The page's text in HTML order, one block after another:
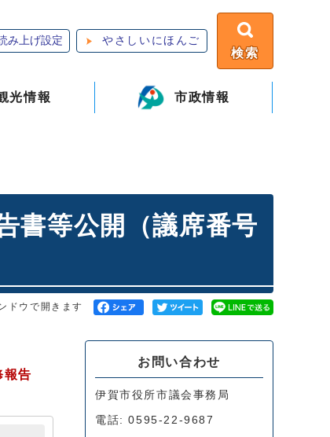
み上げ設定 やさしいにほんご
検索
光情報 市政情報
書等公開（議席番号
ドウで開きます
報告
お問い合わせ
伊賀市役所市議会事務局
電話: 0595-22-9687